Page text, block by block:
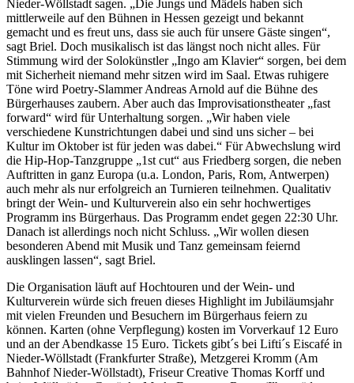
Nieder-Wöllstadt sagen. „Die Jungs und Mädels haben sich
mittlerweile auf den Bühnen in Hessen gezeigt und bekannt
gemacht und es freut uns, dass sie auch für unsere Gäste singen“,
sagt Briel. Doch musikalisch ist das längst noch nicht alles. Für
Stimmung wird der Solokünstler „Ingo am Klavier“ sorgen, bei dem
mit Sicherheit niemand mehr sitzen wird im Saal. Etwas ruhigere
Töne wird Poetry-Slammer Andreas Arnold auf die Bühne des
Bürgerhauses zaubern. Aber auch das Improvisationstheater „fast
forward“ wird für Unterhaltung sorgen. „Wir haben viele
verschiedene Kunstrichtungen dabei und sind uns sicher – bei
Kultur im Oktober ist für jeden was dabei.“ Für Abwechslung wird
die Hip-Hop-Tanzgruppe „1st cut“ aus Friedberg sorgen, die neben
Auftritten in ganz Europa (u.a. London, Paris, Rom, Antwerpen)
auch mehr als nur erfolgreich an Turnieren teilnehmen. Qualitativ
bringt der Wein- und Kulturverein also ein sehr hochwertiges
Programm ins Bürgerhaus. Das Programm endet gegen 22:30 Uhr.
Danach ist allerdings noch nicht Schluss. „Wir wollen diesen
besonderen Abend mit Musik und Tanz gemeinsam feiernd
ausklingen lassen“, sagt Briel.
Die Organisation läuft auf Hochtouren und der Wein- und
Kulturverein würde sich freuen dieses Highlight im Jubiläumsjahr
mit vielen Freunden und Besuchern im Bürgerhaus feiern zu
können. Karten (ohne Verpflegung) kosten im Vorverkauf 12 Euro
und an der Abendkasse 15 Euro. Tickets gibt´s bei Lifti´s Eiscafé in
Nieder-Wöllstadt (Frankfurter Straße), Metzgerei Kromm (Am
Bahnhof Nieder-Wöllstadt), Friseur Creative Thomas Korff und